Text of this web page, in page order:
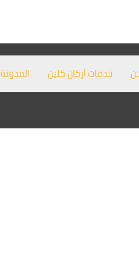
خدمات أركان كلين المدونة